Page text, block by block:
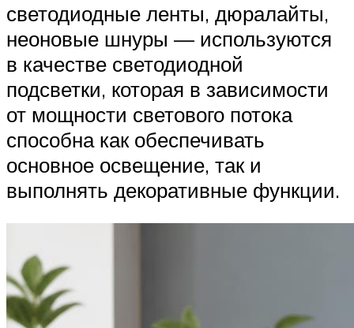
светодиодные ленты, дюралайты,
неоновые шнуры — используются
в качестве светодиодной
подсветки, которая в зависимости
от мощности светового потока
способна как обеспечивать
основное освещение, так и
выполнять декоративные функции.